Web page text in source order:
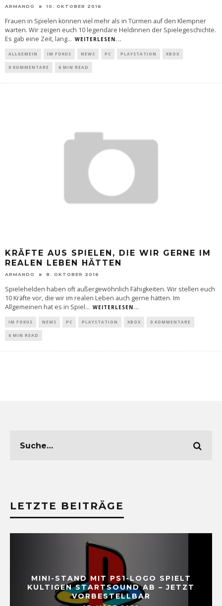
ARMANDO 10. OKTOBER 2016
Frauen in Spielen können viel mehr als in Türmen auf den Klempner
warten. Wir zeigen euch 10 legendäre Heldinnen der Spielegeschichte.
Es gab eine Zeit, lang... WEITERLESEN...
ALLGEMEIN IM FOKUS NEWS PC PLAYSTATION XBOX
0 KOMMENTARE 6 MIN READ
KRÄFTE AUS SPIELEN, DIE WIR GERNE IM
REALEN LEBEN HÄTTEN
ARMANDO 8. OKTOBER 2016
Spielehelden haben oft außergewöhnlich Fähigkeiten. Wir stellen euch
10 Kräfte vor, die wir im realen Leben auch gerne hätten. Im
Allgemeinen hat es in Spiel... WEITERLESEN...
IM FOKUS NEWS PC PLAYSTATION XBOX 0 KOMMENTARE
6 MIN READ
LETZTE BEITRÄGE
MINI-STAND MIT PS1-LOGO SPIELT
KULTIGEN STARTSOUND AB – JETZT
VORBESTELLBAR